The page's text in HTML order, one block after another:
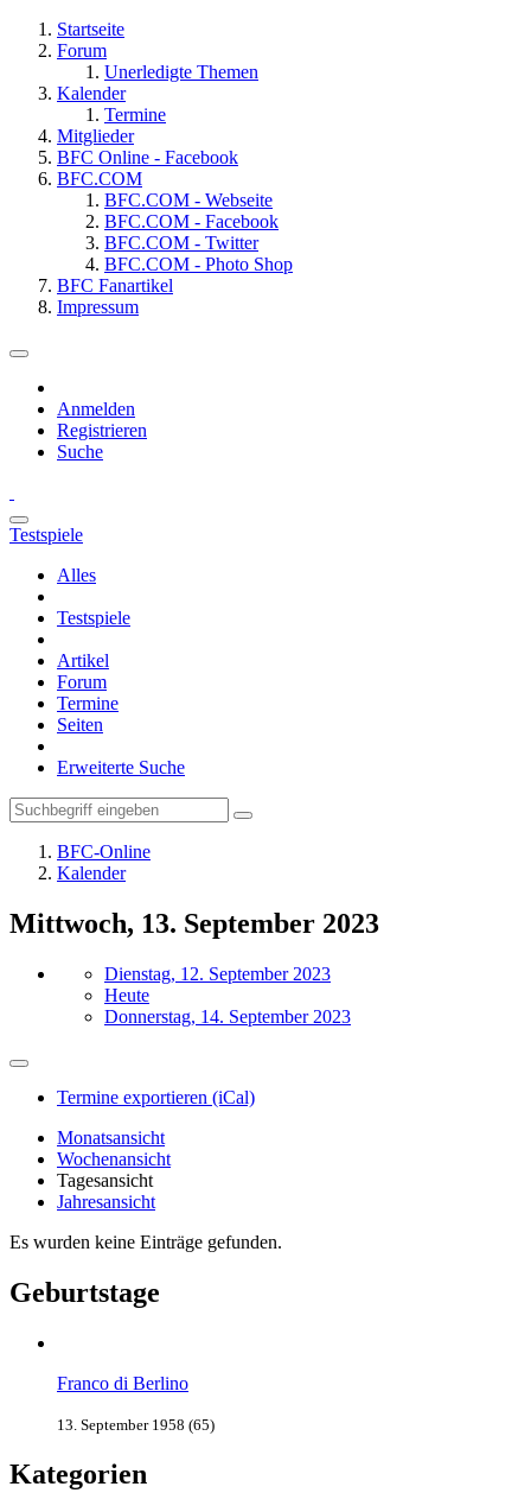
Startseite
Forum
Unerledigte Themen
Kalender
Termine
Mitglieder
BFC Online - Facebook
BFC.COM
BFC.COM - Webseite
BFC.COM - Facebook
BFC.COM - Twitter
BFC.COM - Photo Shop
BFC Fanartikel
Impressum
Anmelden
Registrieren
Suche
Testspiele
Alles
Testspiele
Artikel
Forum
Termine
Seiten
Erweiterte Suche
BFC-Online
Kalender
Mittwoch, 13. September 2023
Dienstag, 12. September 2023
Heute
Donnerstag, 14. September 2023
Termine exportieren (iCal)
Monatsansicht
Wochenansicht
Tagesansicht
Jahresansicht
Es wurden keine Einträge gefunden.
Geburtstage
Franco di Berlino
13. September 1958 (65)
Kategorien